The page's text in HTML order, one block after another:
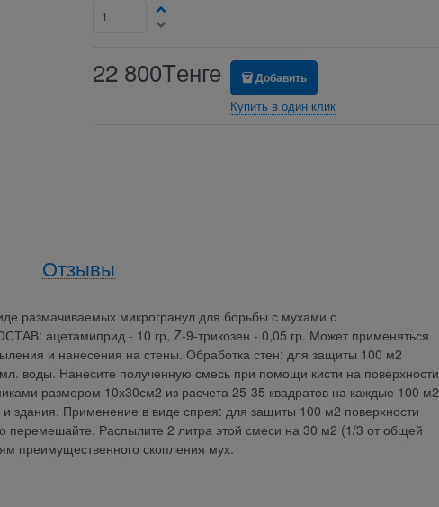
22 800Tенге Добавить
Купить в один клик
Отзывы
размачиваемых микрогранул для борьбы с мухами с
ацетамиприд - 10 гр, Z-9-трикозен - 0,05 гр. Может применяться
и нанесения на стены. Обработка стен: для защиты 100 м2
воды. Нанесите полученную смесь при помощи кисти на поверхности
размером 10х30см2 из расчета 25-35 квадратов на каждые 100 м2
и здания. Применение в виде спрея: для защиты 100 м2 поверхности
перемешайте. Распылите 2 литра этой смеси на 30 м2 (1/3 от общей
преимущественного скопления мух.